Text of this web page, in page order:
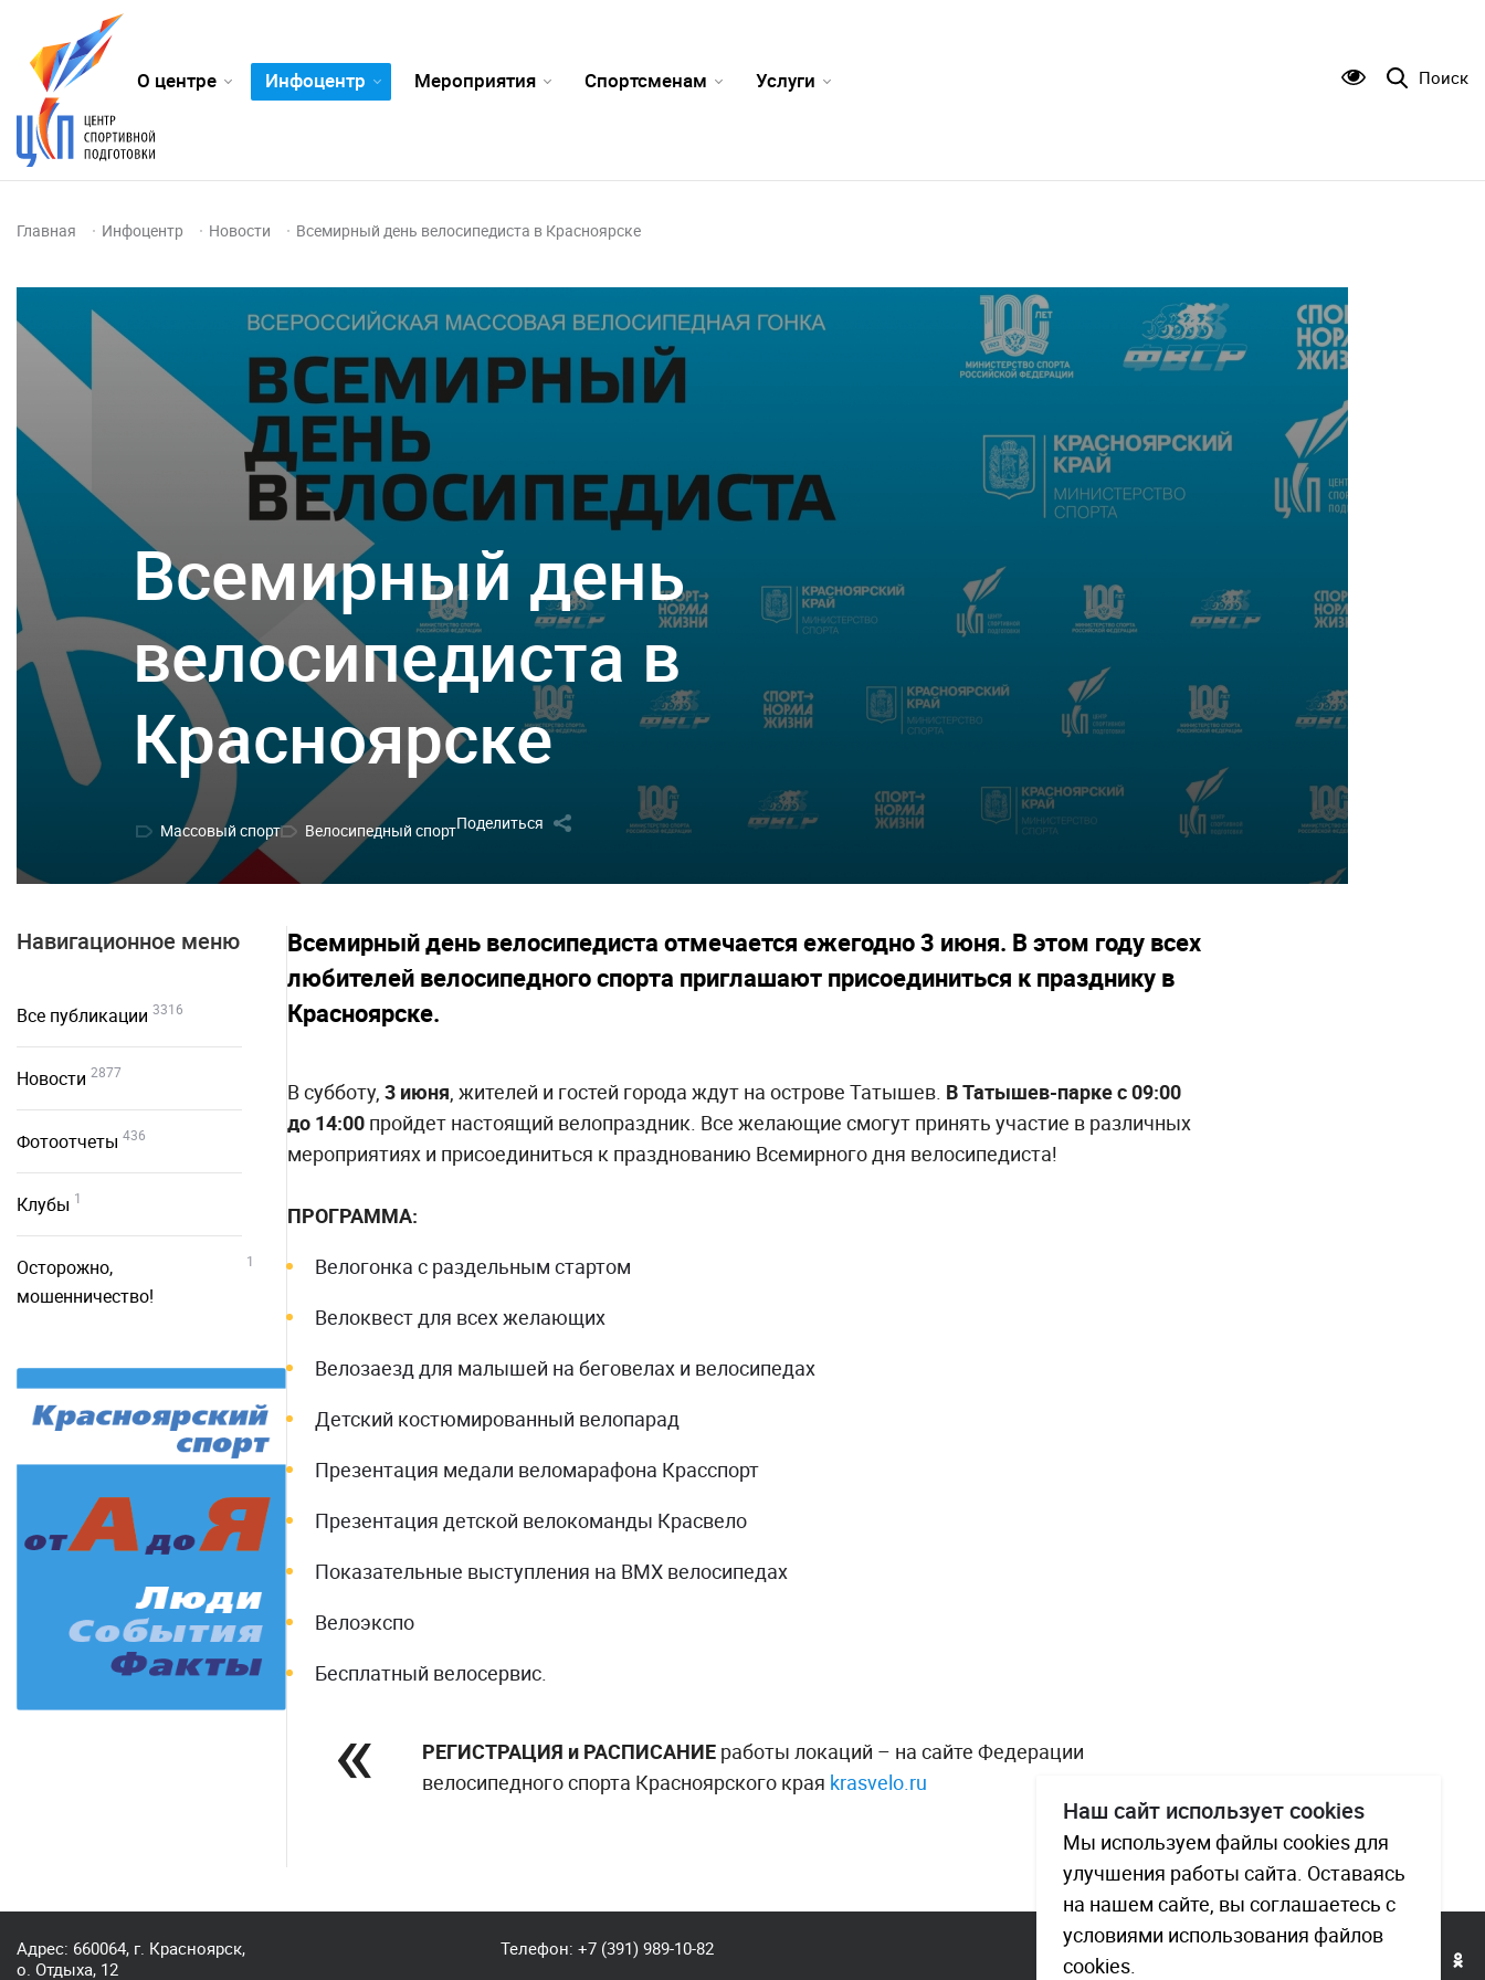
О центре Инфоцентр Мероприятия Спортсменам Услуги Поиск
Главная Инфоцентр Новости Всемирный день велосипедиста в Красноярске
Всемирный день
велосипедиста в
Красноярске
Массовый спорт Велосипедный спортПоделиться
Навигационное меню
Все публикации 3316
Новости 2877
Фотоотчеты 436
Клубы 1
Осторожно,
мошенничество!
1
Всемирный день велосипедиста отмечается ежегодно 3 июня. В этом году всех
любителей велосипедного спорта приглашают присоединиться к празднику в
Красноярске.
В субботу, 3 июня, жителей и гостей города ждут на острове Татышев. ВТатышев-парке с09:00
до 14:00 пройдет настоящий велопраздник. Все желающие смогут принять участие в различных
мероприятиях и присоединиться к празднованию Всемирного дня велосипедиста!
ПРОГРАММА:
Велогонка с раздельным стартом
Велоквест для всех желающих
Велозаезд для малышей на беговелах и велосипедах
Детский костюмированный велопарад
Презентация медали веломарафона Красспорт
Презентация детской велокоманды Красвело
Показательные выступления на BMX велосипедах
Велоэкспо
Бесплатный велосервис.
РЕГИСТРАЦИЯ и РАСПИСАНИЕ работы локаций – на сайте Федерации
велосипедного спорта Красноярского края krasvelo.ru
Адрес: 660064, г. Красноярск,
о. Отдыха, 12
Телефон: +7 (391) 989-10-82
Наш сайт использует cookies
Мы используем файлы cookies для
улучшения работы сайта. Оставаясь
на нашем сайте, вы соглашаетесь с
условиями использования файлов
cookies.